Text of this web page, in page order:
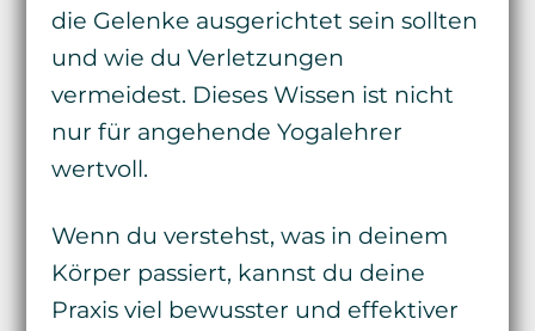
die Gelenke ausgerichtet sein sollten
und wie du Verletzungen
vermeidest. Dieses Wissen ist nicht
nur für angehende Yogalehrer
wertvoll.
Wenn du verstehst, was in deinem
Körper passiert, kannst du deine
Praxis viel bewusster und effektiver